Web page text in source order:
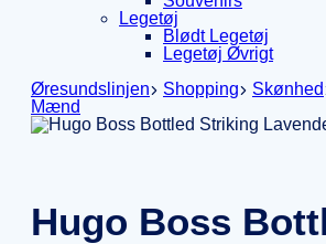
Legetøj
Blødt Legetøj
Legetøj Øvrigt
Øresundslinjen
Shopping Skønhed
Mænd
Hugo Boss